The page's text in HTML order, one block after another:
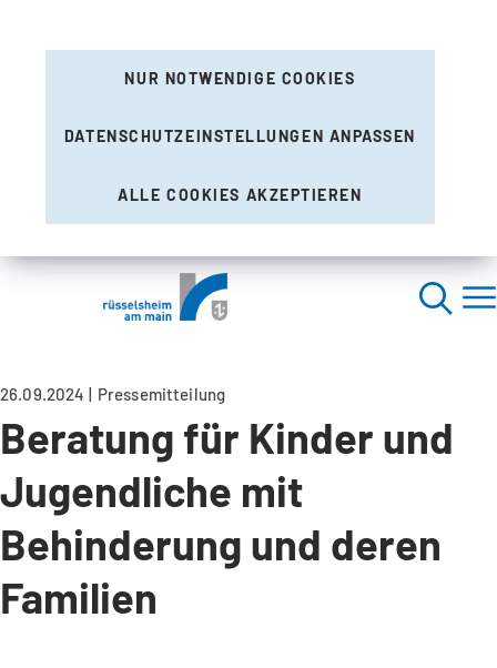
NUR NOTWENDIGE COOKIES
DATENSCHUTZEINSTELLUNGEN ANPASSEN
ALLE COOKIES AKZEPTIEREN
26.09.2024 Pressemitteilung
Beratung für Kinder und
Jugendliche mit
Behinderung und deren
Familien